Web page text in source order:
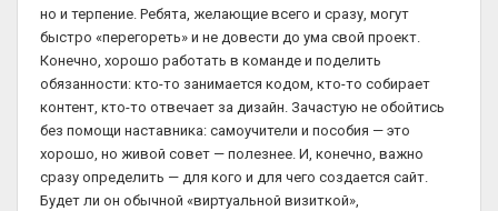
но и терпение. Ребята, желающие всего и сразу, могут
быстро «перегореть» и не довести до ума свой проект.
Конечно, хорошо работать в команде и поделить
обязанности: кто-то занимается кодом, кто-то собирает
контент, кто-то отвечает за дизайн. Зачастую не обойтись
без помощи наставника: самоучители и пособия — это
хорошо, но живой совет — полезнее. И, конечно, важно
сразу определить — для кого и для чего создается сайт.
Будет ли он обычной «виртуальной визиткой»,